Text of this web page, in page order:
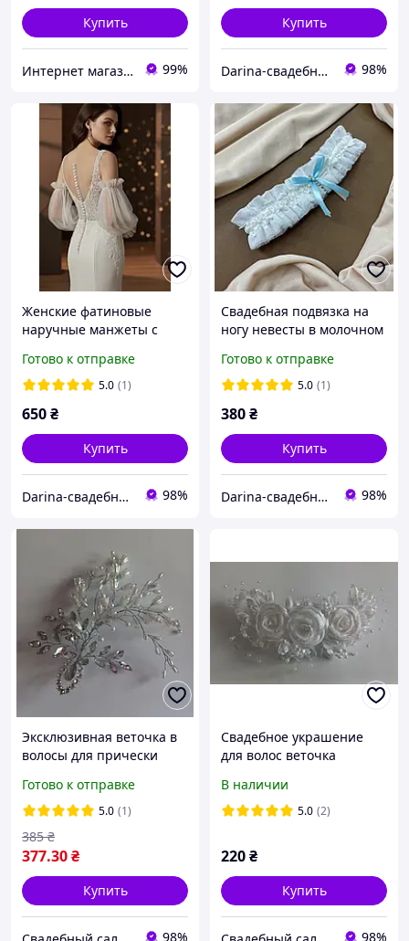
Купить
Интернет магазин BLAGOY-ART 99%
Купить
Darina-свадебные аксессуары для невесты 98%
Женские фатиновые
наручные манжеты с
рукава. БЕЛЫЕ И
МОЛОЧНЫЕ
Готово к отправке
5.0 (1)
650₴
Купить
Darina-свадебные аксессуары для невесты 98%
Свадебная подвязка на
ногу невесты в молочном
Готово к отправке
5.0 (1)
380₴
Купить
Darina-свадебные аксессуары для невесты 98%
Эксклюзивная веточка в
волосы для прически
Готово к отправке
5.0 (1)
377.30₴
385 ₴
Купить
98%
Свадебное украшение
для волос веточка
В наличии
5.0 (2)
220₴
Купить
98%